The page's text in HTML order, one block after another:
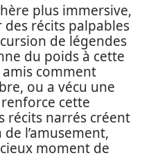
plus immersive,
des récits palpables
de légendes
du poids à cette
comment
ou a vécu une
cette
récits narrés créent
l’amusement,
moment de